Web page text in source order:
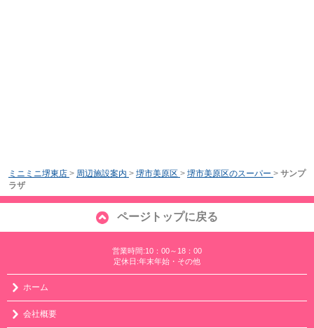
ミニミニ堺東店 > 周辺施設案内 > 堺市美原区 > 堺市美原区のスーパー > サンプ
ラザ
ページトップに戻る
営業時間:10：00～18：00
定休日:年末年始・その他
ホーム
会社概要